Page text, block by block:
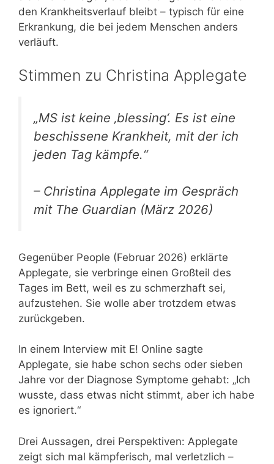
den Krankheitsverlauf bleibt – typisch für eine
Erkrankung, die bei jedem Menschen anders
verläuft.
Stimmen zu Christina Applegate
„MS ist keine ‚blessing‘. Es ist eine
beschissene Krankheit, mit der ich
jeden Tag kämpfe.“
– Christina Applegate im Gespräch
mit The Guardian (März 2026)
Gegenüber People (Februar 2026) erklärte
Applegate, sie verbringe einen Großteil des
Tages im Bett, weil es zu schmerzhaft sei,
aufzustehen. Sie wolle aber trotzdem etwas
zurückgeben.
In einem Interview mit E! Online sagte
Applegate, sie habe schon sechs oder sieben
Jahre vor der Diagnose Symptome gehabt: „Ich
wusste, dass etwas nicht stimmt, aber ich habe
es ignoriert.“
Drei Aussagen, drei Perspektiven: Applegate
zeigt sich mal kämpferisch, mal verletzlich –